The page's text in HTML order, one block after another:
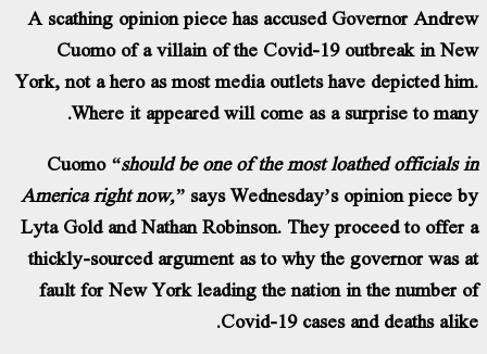
A scathing opinion piece has accused Governor
Cuomo of a villain of the Covid-19 outbreak in
York, not a hero as most media outlets have depicted
Where it appeared will come as a surprise to
Cuomo“should be one of the most loathed officials
America right now,”says Wednesday’s opinion piece
Lyta Gold and Nathan Robinson. They proceed to
thickly-sourced argument as to why the governor was
fault for New York leading the nation in the number
Covid-19 cases and deaths